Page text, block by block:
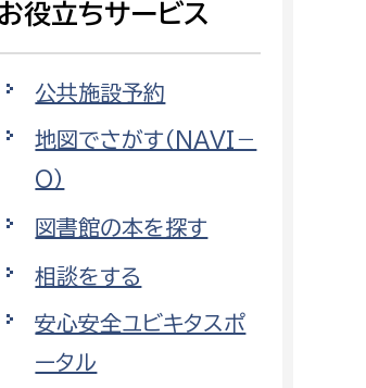
ことを知りたい
りに関わりたい
環境部
ゼロカーボン推進課
環境保護課
環境事業センター
都市部
役立ちサービス
公共施設予約
地図でさがす（NAVI－
O）
図書館の本を探す
相談をする
安心安全ユビキタスポ
ータル